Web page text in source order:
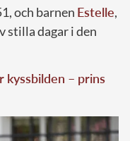
och barnen Estelle,
stilla dagar i den
kyssbilden – prins